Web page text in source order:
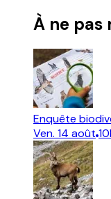
À ne pas
Enquête
Ven. 14 août